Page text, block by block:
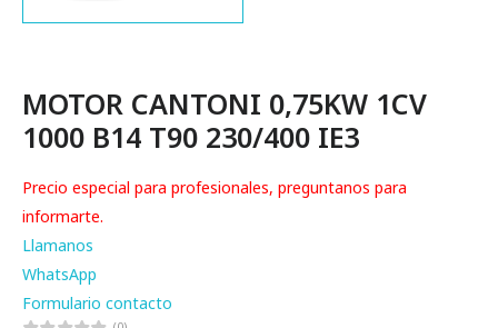
MOTOR CANTONI 0,75KW 1CV
1000 B14 T90 230/400 IE3
Precio especial para profesionales, preguntanos para
informarte.
Llamanos
WhatsApp
Formulario contacto